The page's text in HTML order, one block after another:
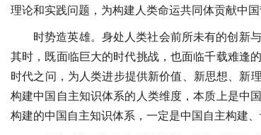
理论和实践问题，为构建人类命运共同体贡献中
时势造英雄。身处人类社会前所未有的创新
其时，既面临巨大的时代挑战，也面临千载难逢
时代之问，为人类进步提供新价值、新思想、新
构建中国自主知识体系的人类维度，本质上是中
构建的中国自主知识体系，一定是中国自主构建